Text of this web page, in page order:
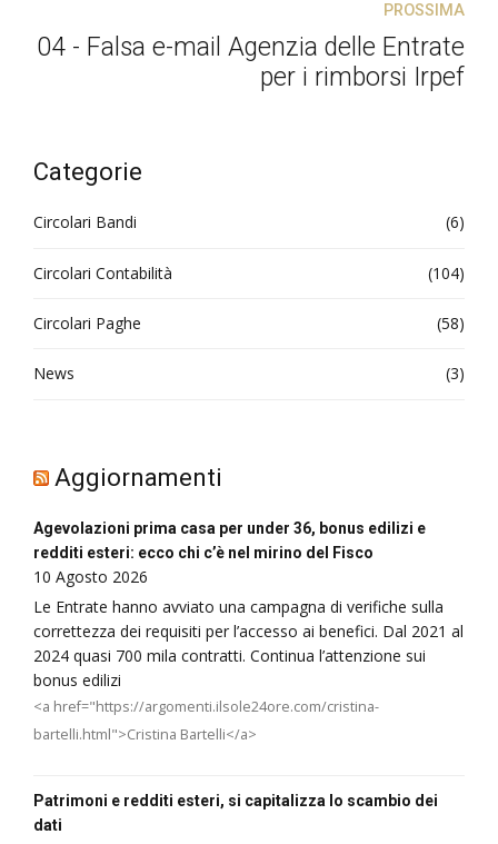
PROSSIMA
04 - Falsa e-mail Agenzia delle Entrate
per i rimborsi Irpef
Categorie
Circolari Bandi (6)
Circolari Contabilità (104)
Circolari Paghe (58)
News (3)
Aggiornamenti
Agevolazioni prima casa per under 36, bonus edilizi e
redditi esteri: ecco chi c’è nel mirino del Fisco
10 Agosto 2026
Le Entrate hanno avviato una campagna di verifiche sulla
correttezza dei requisiti per l’accesso ai benefici. Dal 2021 al
2024 quasi 700 mila contratti. Continua l’attenzione sui
bonus edilizi
<a href="https://argomenti.ilsole24ore.com/cristina-
bartelli.html">Cristina Bartelli</a>
Patrimoni e redditi esteri, si capitalizza lo scambio dei
dati